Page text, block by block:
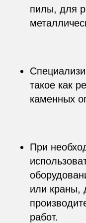
пилы, для
такое как
каменных
При
или краны,
работ.